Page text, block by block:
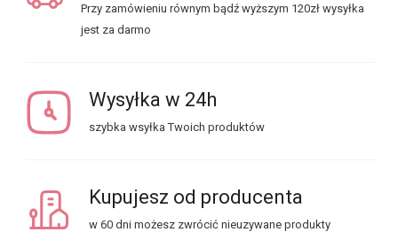
Przy zamówieniu równym bądź wyższym 120zł wysyłka
jest za darmo
Wysyłka w 24h
szybka wsyłka Twoich produktów
Kupujesz od producenta
w 60 dni możesz zwrócić nieuzywane produkty